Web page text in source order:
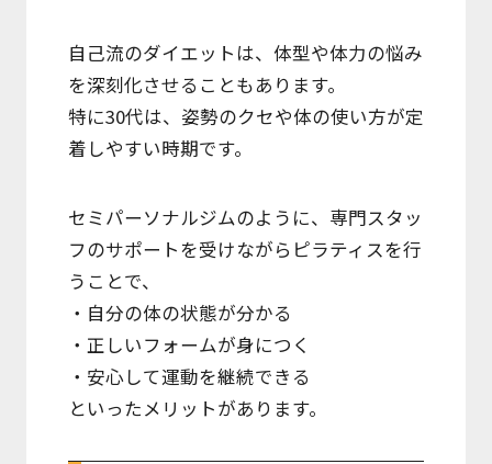
自己流のダイエットは、体型や体力の悩み
を深刻化させることもあります。
特に30代は、姿勢のクセや体の使い方が定
着しやすい時期です。
セミパーソナルジムのように、専門スタッ
フのサポートを受けながらピラティスを行
うことで、
・自分の体の状態が分かる
・正しいフォームが身につく
・安心して運動を継続できる
といったメリットがあります。